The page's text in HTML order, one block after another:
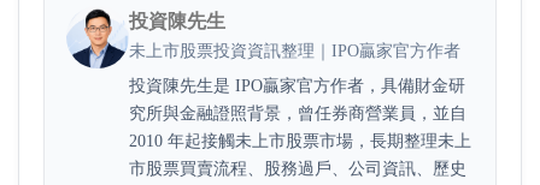
投資陳先生
未上市股票投資資訊整理｜IPO贏家官方作者
投資陳先生是 IPO贏家官方作者，具備財金研
究所與金融證照背景，曾任券商營業員，並自
2010 年起接觸未上市股票市場，長期整理未上
市股票買賣流程、股務過戶、公司資訊、歷史